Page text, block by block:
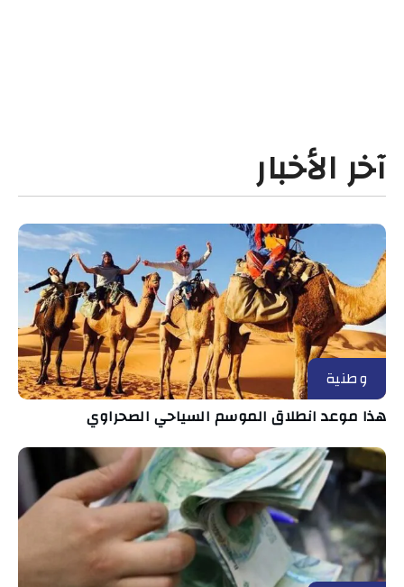
آخر الأخبار
وطنية
هذا موعد انطلاق الموسم السياحي الصحراوي